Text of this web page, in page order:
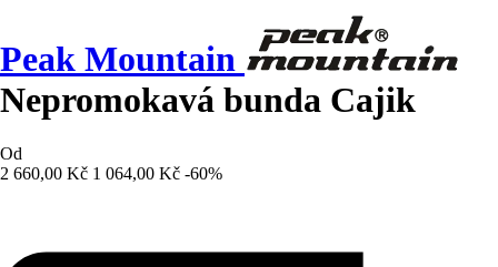
Peak Mountain
Nepromokavá bunda Cajik
Od
2 660,00 Kč 1 064,00 Kč -60%